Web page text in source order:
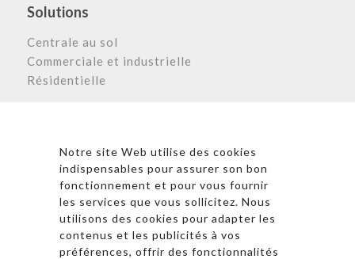
Notre site Web utilise des cookies
indispensables pour assurer son bon
fonctionnement et pour vous fournir
les services que vous sollicitez. Nous
utilisons des cookies pour adapter les
contenus et les publicités à vos
préférences, offrir des fonctionnalités
Solutions
Centrale au sol
Commerciale et industrielle
Résidentielle
* En cliquant sur « S’inscrire », j’accepte la politique de
confidentialité et les conditions d’utilisation
d’Astronergy.